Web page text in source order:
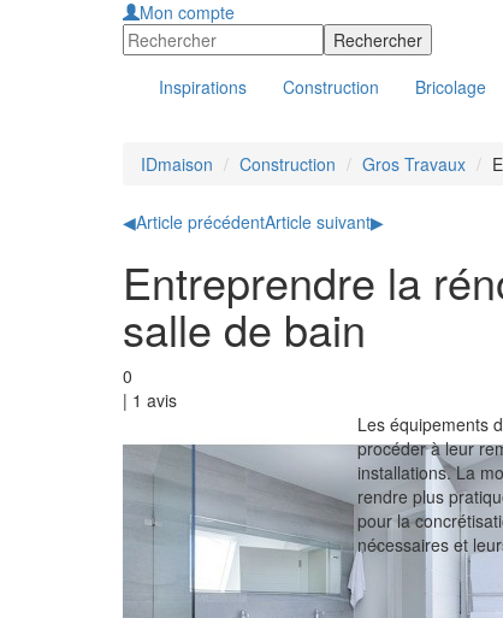
Mon compte
Inspirations Construction Bricolage
IDmaison Construction Gros Travaux
◀Article précédentArticle suivant▶
Entreprendre la
salle de bain
0
| 1 avis
Les équipements
procéder à leur
installations. La
rendre plus
pour la
nécessaires et